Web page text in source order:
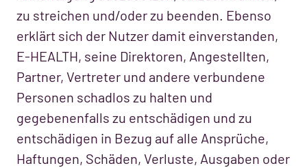
zu streichen und/oder zu beenden. Ebenso
erklärt sich der Nutzer damit einverstanden,
E-HEALTH, seine Direktoren, Angestellten,
Partner, Vertreter und andere verbundene
Personen schadlos zu halten und
gegebenenfalls zu entschädigen und zu
entschädigen in Bezug auf alle Ansprüche,
Haftungen, Schäden, Verluste, Ausgaben oder